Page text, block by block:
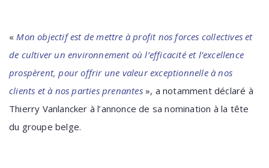
«Mon objectif est de mettre à profit nos forces collectives et
de cultiver un environnement où l’efficacité et l’excellence
prospèrent, pour offrir une valeur exceptionnelle à nos
clients et à nos parties prenantes », a notamment déclaré à
Thierry Vanlancker à l’annonce de sa nomination à la tête
du groupe belge.